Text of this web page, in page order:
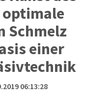
optimale
Schmelz
einer
06:13:28